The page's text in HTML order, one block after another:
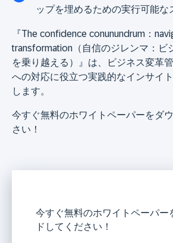
ップを埋めるための実行可能な
『The confidence conunundrum：
transformation（自信のジレンマ：ビ
を乗り越える）』は、ビジネス変革
への対応に役立つ実践的なインサイ
します。
今すぐ無料のホワイトペーパーをダ
さい！
今すぐ無料のホワイトペーパー
ドしてください！